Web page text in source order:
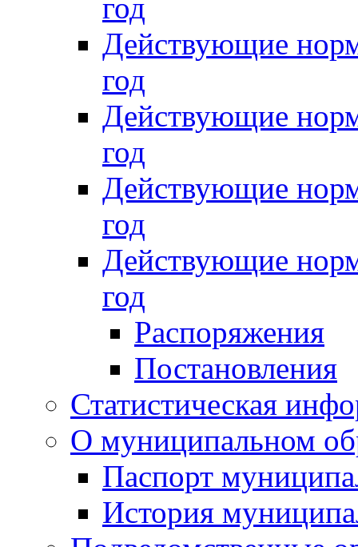
год
Действующие
год
Действующие
год
Действующие
год
Действующие
год
Распоряжения
Постановления
Статистическая
О муниципальном
Паспорт
История